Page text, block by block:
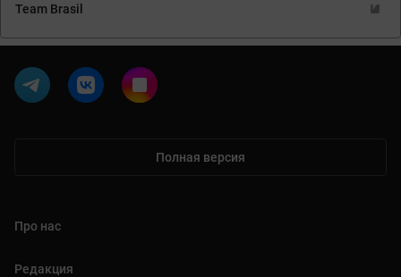
Team Brasil
Полная версия
Про нас
Редакция